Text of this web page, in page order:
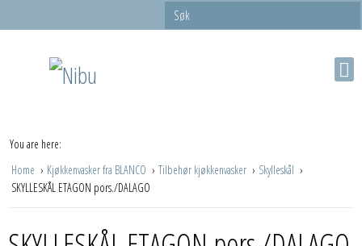
You are here:
Home
Kjøkkenvasker fra BLANCO Tilbehør kjøkkenvasker
Skylleskål
SKYLLESKÅL ETAGON pors./DALAGO